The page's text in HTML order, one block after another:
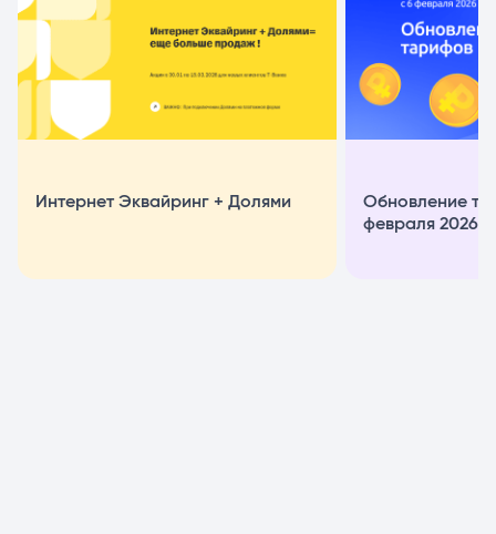
Интернет Эквайринг + Долями
Обновление
февраля 2026